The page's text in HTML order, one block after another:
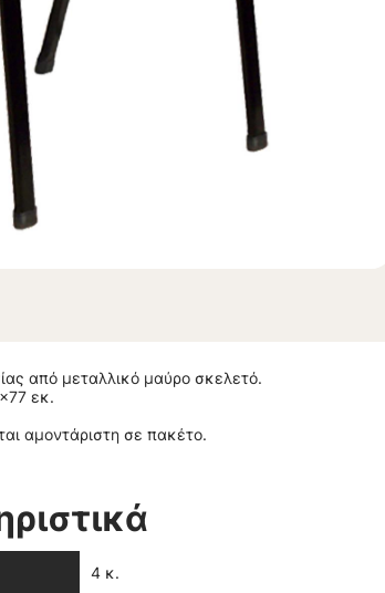
από μεταλλικό μαύρο σκελετό.
εκ.
αμοντάριστη σε πακέτο.
4 κ.